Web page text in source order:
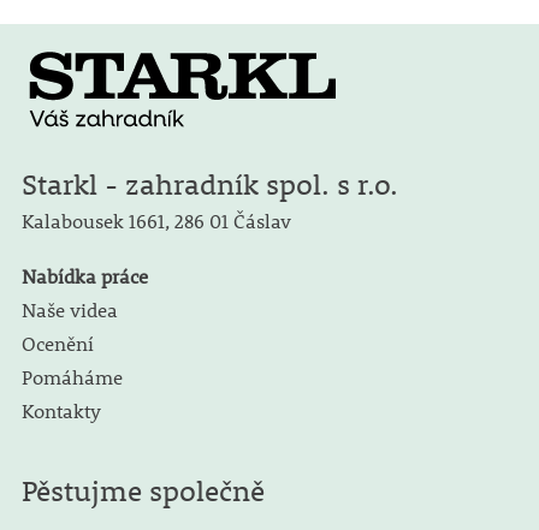
Starkl - zahradník spol. s r.o.
Kalabousek 1661, 286 01 Čáslav
Nabídka práce
Naše videa
Ocenění
Pomáháme
Kontakty
Pěstujme společně